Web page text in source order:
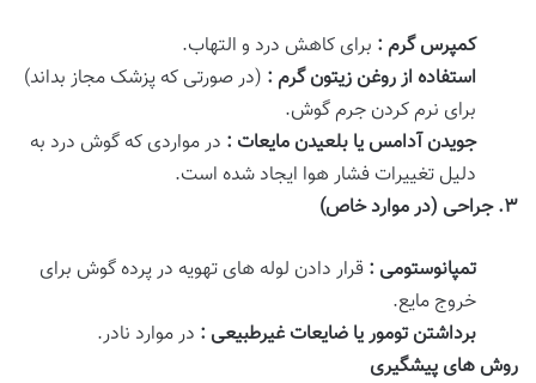
کمپرس گرم : برای کاهش درد و التهاب.
استفاده از روغن زیتون گرم : (در صورتی که پزشک مجاز بداند)
برای نرم کردن جرم گوش.
جویدن آدامس یا بلعیدن مایعات : در مواردی که گوش درد به
دلیل تغییرات فشار هوا ایجاد شده است.
۳.جراحی (در موارد خاص)
تمپانوستومی : قرار دادن لوله های تهویه در پرده گوش برای
خروج مایع.
برداشتن تومور یا ضایعات غیرطبیعی : در موارد نادر.
روش های پیشگیری